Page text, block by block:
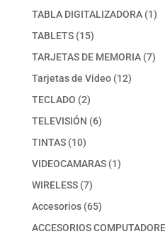
producto
TABLA DIGITALIZADORA 11
TABLETS 1515
productos
TARJETAS DE MEMORIA 77
Tarjetas de Video 1212
TECLADO 22
productos
TELEVISIÓN 66
TINTAS 1010
productos
VIDEOCAMARAS 11
WIRELESS 77
productos
Accesorios 6565
productos
ACCESORIOS